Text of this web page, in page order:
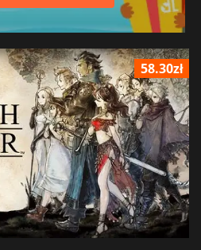
58.30zł